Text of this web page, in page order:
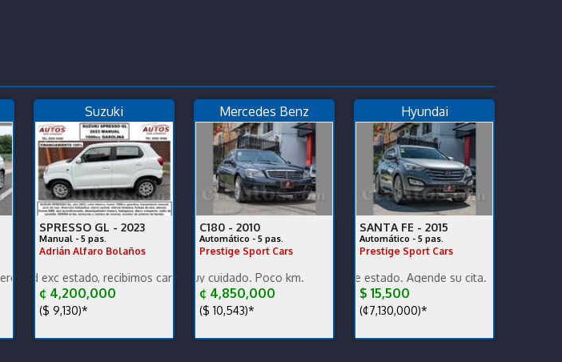
Eléctrica Cámara 540 Sensores FINANCIO
Suzuki
SPRESSO GL - 2023
Manual - 5 pas.
Adrián Alfaro Bolaños
estado, recibimos carros, damos garantia, ganga, financiamiento total.
¢ 4,200,000
($ 9,130)*
Mercedes Benz
C180 - 2010
Automático - 5 pas.
Prestige Sport Cars
Está impecable. Muy cuidado. Poco km.
¢ 4,850,000
($ 10,543)*
Hyundai
SANTA FE - 2015
Automático - 5 pas.
Prestige Sport Cars
Poco km. Excelente estado. Agende su cita.
$ 15,500
(¢7,130,000)*